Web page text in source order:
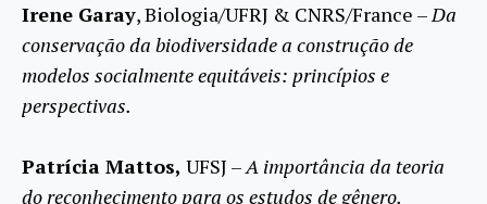
Irene Garay, Biologia/UFRJ & CNRS/France –Da
conservação da biodiversidade a construção de
modelos socialmente equitáveis: princípios e
perspectivas.
Patrícia Mattos, UFSJ –A importância da teoria
do reconhecimento para os estudos de gênero.